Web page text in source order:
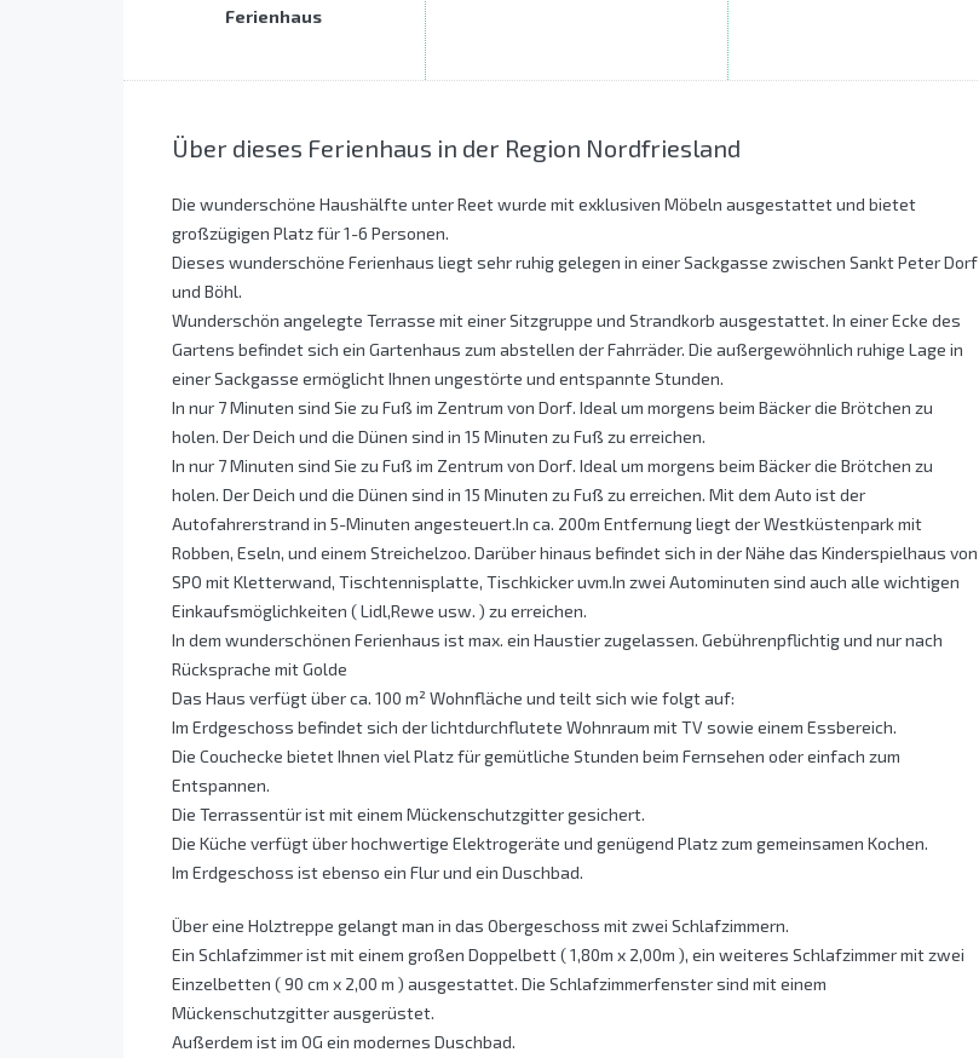
Ferienhaus
Über dieses Ferienhaus in der Region Nordfriesland
Die wunderschöne Haushälfte unter Reet wurde mit exklusiven Möbeln ausgestattet und bietet
großzügigen Platz für 1-6 Personen.
Dieses wunderschöne Ferienhaus liegt sehr ruhig gelegen in einer Sackgasse zwischen Sankt Peter Dorf
und Böhl.
Wunderschön angelegte Terrasse mit einer Sitzgruppe und Strandkorb ausgestattet. In einer Ecke des
Gartens befindet sich ein Gartenhaus zum abstellen der Fahrräder. Die außergewöhnlich ruhige Lage in
einer Sackgasse ermöglicht Ihnen ungestörte und entspannte Stunden.
In nur 7 Minuten sind Sie zu Fuß im Zentrum von Dorf. Ideal um morgens beim Bäcker die Brötchen zu
holen. Der Deich und die Dünen sind in 15 Minuten zu Fuß zu erreichen.
In nur 7 Minuten sind Sie zu Fuß im Zentrum von Dorf. Ideal um morgens beim Bäcker die Brötchen zu
holen. Der Deich und die Dünen sind in 15 Minuten zu Fuß zu erreichen. Mit dem Auto ist der
Autofahrerstrand in 5-Minuten angesteuert.In ca. 200m Entfernung liegt der Westküstenpark mit
Robben, Eseln, und einem Streichelzoo. Darüber hinaus befindet sich in der Nähe das Kinderspielhaus von
SPO mit Kletterwand, Tischtennisplatte, Tischkicker uvm.In zwei Autominuten sind auch alle wichtigen
Einkaufsmöglichkeiten ( Lidl,Rewe usw. ) zu erreichen.
In dem wunderschönen Ferienhaus ist max. ein Haustier zugelassen. Gebührenpflichtig und nur nach
Rücksprache mit Golde
Das Haus verfügt über ca. 100 m² Wohnfläche und teilt sich wie folgt auf:
Im Erdgeschoss befindet sich der lichtdurchflutete Wohnraum mit TV sowie einem Essbereich.
Die Couchecke bietet Ihnen viel Platz für gemütliche Stunden beim Fernsehen oder einfach zum
Entspannen.
Die Terrassentür ist mit einem Mückenschutzgitter gesichert.
Die Küche verfügt über hochwertige Elektrogeräte und genügend Platz zum gemeinsamen Kochen.
Im Erdgeschoss ist ebenso ein Flur und ein Duschbad.
Über eine Holztreppe gelangt man in das Obergeschoss mit zwei Schlafzimmern.
Ein Schlafzimmer ist mit einem großen Doppelbett ( 1,80m x 2,00m ), ein weiteres Schlafzimmer mit zwei
Einzelbetten ( 90 cm x 2,00 m ) ausgestattet. Die Schlafzimmerfenster sind mit einem
Mückenschutzgitter ausgerüstet.
Außerdem ist im OG ein modernes Duschbad.